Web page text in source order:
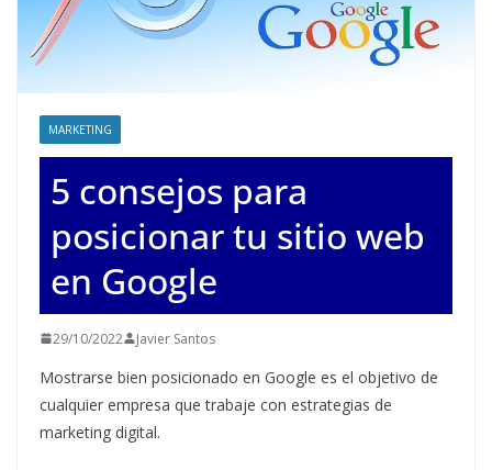
MARKETING
5 consejos para
posicionar tu sitio web
en Google
29/10/2022 Javier Santos
Mostrarse bien posicionado en Google es el objetivo de
cualquier empresa que trabaje con estrategias de
marketing digital.